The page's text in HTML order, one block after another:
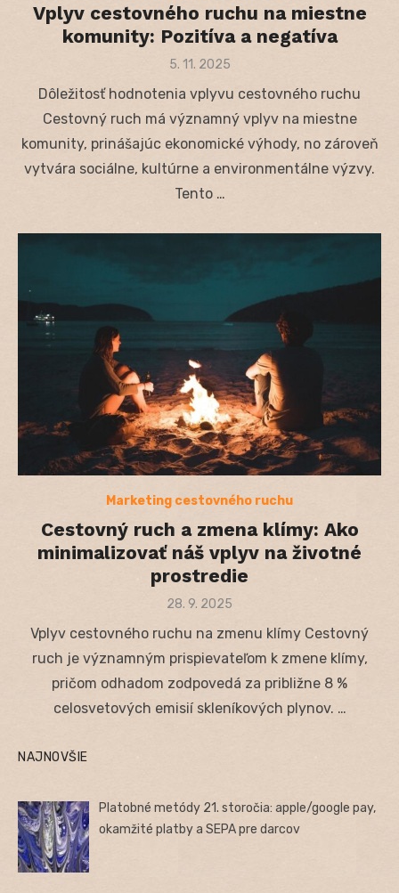
Vplyv cestovného ruchu na miestne
komunity: Pozitíva a negatíva
Posted
5. 11. 2025
Dôležitosť hodnotenia vplyvu cestovného ruchu
Cestovný ruch má významný vplyv na miestne
komunity, prinášajúc ekonomické výhody, no zároveň
vytvára sociálne, kultúrne a environmentálne výzvy.
Tento …
Marketing cestovného ruchu
Cestovný ruch a zmena klímy: Ako
minimalizovať náš vplyv na životné
prostredie
Posted
28. 9. 2025
Vplyv cestovného ruchu na zmenu klímy Cestovný
ruch je významným prispievateľom k zmene klímy,
pričom odhadom zodpovedá za približne 8 %
celosvetových emisií skleníkových plynov. …
NAJNOVŠIE
Platobné metódy 21. storočia: apple/google pay,
okamžité platby a SEPA pre darcov